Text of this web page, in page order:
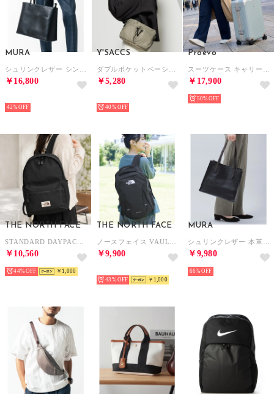
MURA
￥16,800
42%
Y'SACCS
￥5,280
40%
Proevo
￥17,900
50%
THE NORTH FACE
￥10,560
44% ￥1,000
THE NORTH FACE
￥9,900
43% ￥1,000
MURA
￥9,980
66%